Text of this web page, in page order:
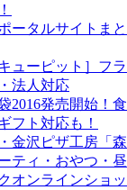
ータルサイトま
ューピット］フ
法人対応
2016発売開始！
フト対応も！
金沢ピザ工房「
ティ・おやつ・
オンラインショ